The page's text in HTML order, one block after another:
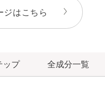
ジはこちら
ップ 全成分一覧